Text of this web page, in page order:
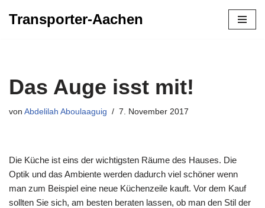
Transporter-Aachen
Das Auge isst mit!
von Abdelilah Aboulaaguig 7. November 2017
Die Küche ist eins der wichtigsten Räume des Hauses. Die
Optik und das Ambiente werden dadurch viel schöner wenn
man zum Beispiel eine neue Küchenzeile kauft. Vor dem Kauf
sollten Sie sich, am besten beraten lassen, ob man den Stil der